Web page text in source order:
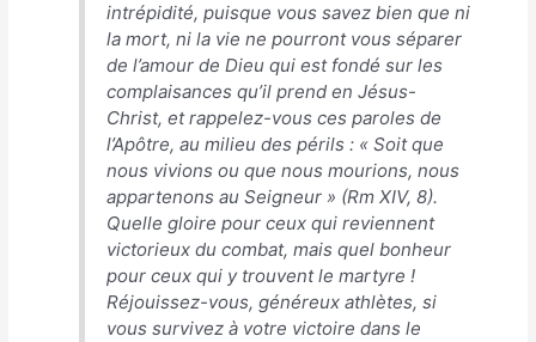
intrépidité, puisque vous savez bien que ni
la mort, ni la vie ne pourront vous séparer
de l’amour de Dieu qui est fondé sur les
complaisances qu’il prend en Jésus-
Christ, et rappelez-vous ces paroles de
l’Apôtre, au milieu des périls : « Soit que
nous vivions ou que nous mourions, nous
appartenons au Seigneur » (Rm XIV, 8).
Quelle gloire pour ceux qui reviennent
victorieux du combat, mais quel bonheur
pour ceux qui y trouvent le martyre !
Réjouissez-vous, généreux athlètes, si
vous survivez à votre victoire dans le